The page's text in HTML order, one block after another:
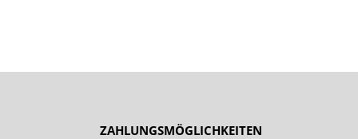
ZAHLUNGSMÖGLICHKEITEN